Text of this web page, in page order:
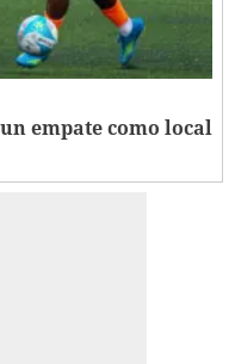
empate como local